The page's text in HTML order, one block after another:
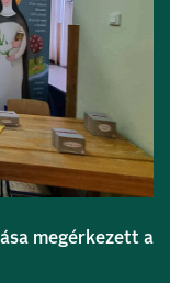
megérkezett a